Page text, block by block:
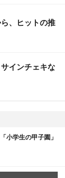
、ヒットの推
インチェキな
小学生の甲子園」